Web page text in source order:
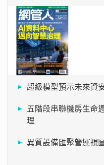
超級模型預示未來資
五階段串聯機房生
理
異質設備匯聚營運